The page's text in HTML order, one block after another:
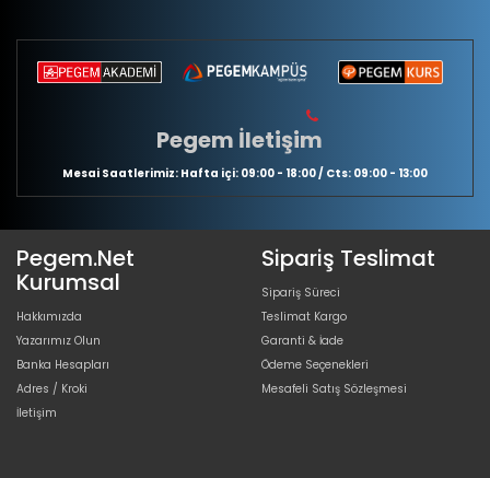
Pegem İletişim
Mesai Saatlerimiz: Hafta içi: 09:00 - 18:00 / Cts: 09:00 - 13:00
Pegem.Net
Kurumsal
Hakkımızda
Yazarımız Olun
Banka Hesapları
Adres / Kroki
İletişim
Sipariş Teslimat
Sipariş Süreci
Teslimat Kargo
Garanti & İade
Ödeme Seçenekleri
Mesafeli Satış Sözleşmesi